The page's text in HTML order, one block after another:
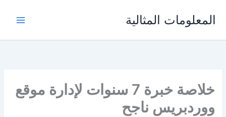
المعلومات المثالية
خلاصة خبرة 7 سنوات لإدارة موقع
ووردبريس ناجح